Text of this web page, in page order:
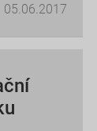
05.06.2017